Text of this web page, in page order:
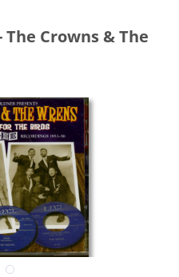
Crowns & The